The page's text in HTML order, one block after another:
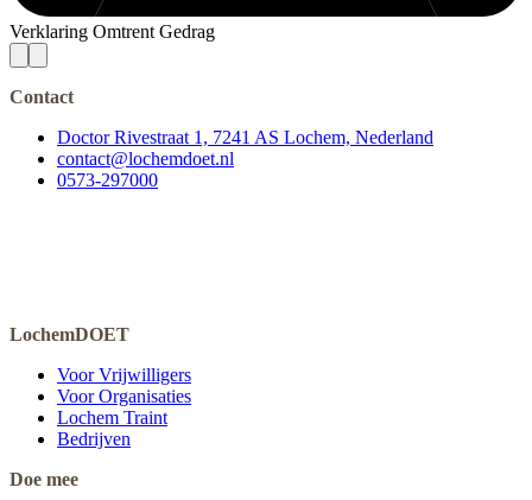
Verklaring Omtrent Gedrag
Contact
Doctor Rivestraat 1, 7241 AS Lochem, Nederland
contact@lochemdoet.nl
0573-297000
LochemDOET
Voor Vrijwilligers
Voor Organisaties
Lochem Traint
Bedrijven
Doe mee